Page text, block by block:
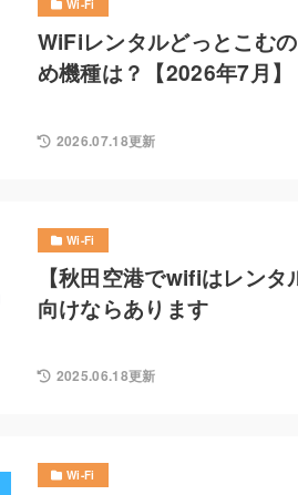
Wi-Fi
WiFiレンタルどっとこむ
め機種は？【2026年7月】
2026.07.18更新
Wi-Fi
【秋田空港でwifiはレン
向けならあります
2025.06.18更新
Wi-Fi